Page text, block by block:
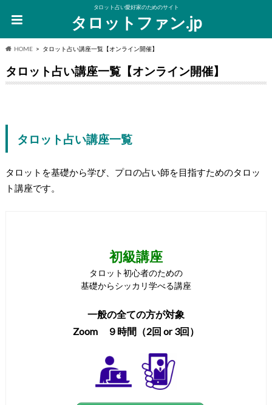
タロット占い愛好家のためのサイト
タロットファン.jp
HOME タロット占い講座一覧【オンライン開催】
タロット占い講座一覧【オンライン開催】
タロット占い講座一覧
タロットを基礎から学び、プロの占い師を目指すためのタロッ
ト講座です。
初級講座
タロット初心者のための
基礎からシッカリ学べる講座
一般の全ての方が対象
Zoom ９時間（2回 or 3回）